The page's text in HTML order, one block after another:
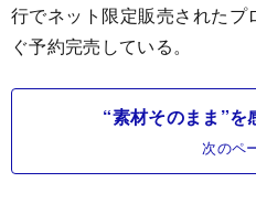
行でネット限定販売された
ぐ予約完売している。
“素材そのまま”
次のペ